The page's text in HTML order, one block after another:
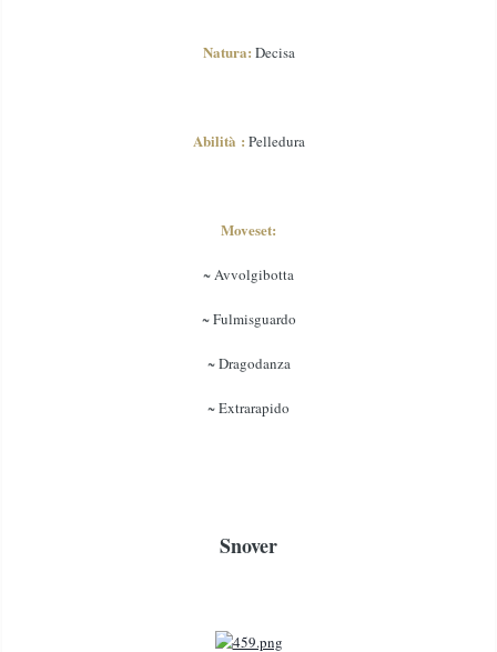
Natura: Decisa
Abilità : Pelledura
Moveset:
~ Avvolgibotta
~ Fulmisguardo
~ Dragodanza
~ Extrarapido
Snover